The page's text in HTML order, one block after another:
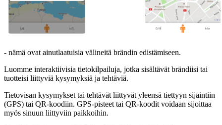
- nämä ovat ainutlaatuisia välineitä brändin edistämiseen.
Luomme interaktiivisia tietokilpailuja, jotka sisältävät brändiisi tai
tuotteisi liittyviä kysymyksiä ja tehtäviä.
Tietovisan kysymykset tai tehtävät liittyvät yleensä tiettyyn sijaintiin
(GPS) tai QR-koodiin. GPS-pisteet tai QR-koodit voidaan sijoittaa
myös sinuun liittyviin paikkoihin.